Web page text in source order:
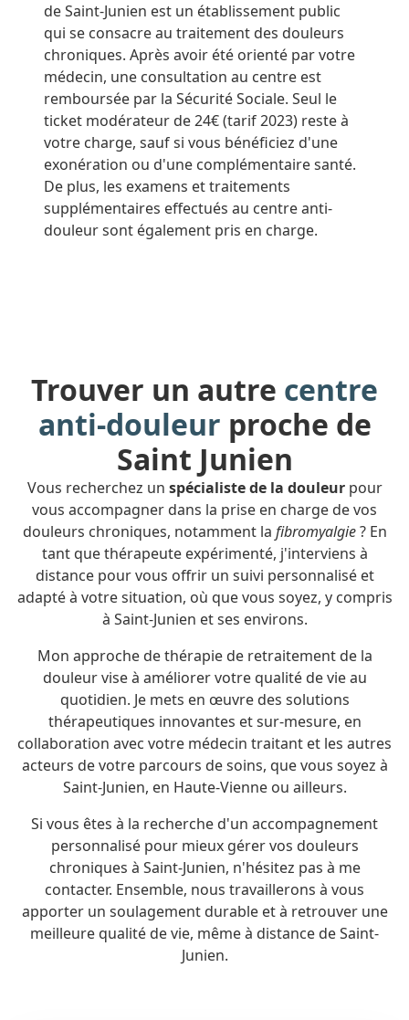
de Saint-Junien est un établissement public
qui se consacre au traitement des douleurs
chroniques. Après avoir été orienté par votre
médecin, une consultation au centre est
remboursée par la Sécurité Sociale. Seul le
ticket modérateur de 24€ (tarif 2023) reste à
votre charge, sauf si vous bénéficiez d'une
exonération ou d'une complémentaire santé.
De plus, les examens et traitements
supplémentaires effectués au centre anti-
douleur sont également pris en charge.
Trouver un autre centre
anti-douleur proche de
Saint Junien
Vous recherchez un spécialiste de la douleurpour
vous accompagner dans la prise en charge de vos
douleurs chroniques, notamment la fibromyalgie? En
tant que thérapeute expérimenté, j'interviens à
distance pour vous offrir un suivi personnalisé et
adapté à votre situation, où que vous soyez, y compris
à Saint-Junien et ses environs.
Mon approche de thérapie de retraitement de la
douleur vise à améliorer votre qualité de vie au
quotidien. Je mets en œuvre des solutions
thérapeutiques innovantes et sur-mesure, en
collaboration avec votre médecin traitant et les autres
acteurs de votre parcours de soins, que vous soyez à
Saint-Junien, en Haute-Vienne ou ailleurs.
Si vous êtes à la recherche d'un accompagnement
personnalisé pour mieux gérer vos douleurs
chroniques à Saint-Junien, n'hésitez pas à me
contacter. Ensemble, nous travaillerons à vous
apporter un soulagement durable et à retrouver une
meilleure qualité de vie, même à distance de Saint-
Junien.